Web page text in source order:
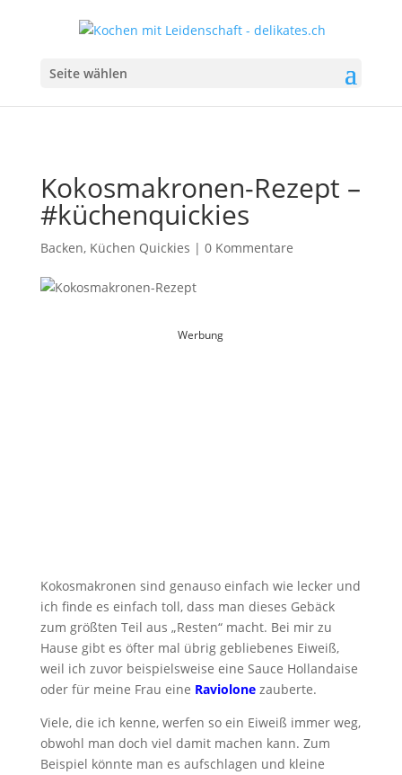
Seite wählen
Kokosmakronen-Rezept –
#küchenquickies
Backen, Küchen Quickies | 0 Kommentare
Werbung
Kokosmakronen sind genauso einfach wie lecker und
ich finde es einfach toll, dass man dieses Gebäck
zum größten Teil aus „Resten“ macht. Bei mir zu
Hause gibt es öfter mal übrig gebliebenes Eiweiß,
weil ich zuvor beispielsweise eine Sauce Hollandaise
oder für meine Frau eine Raviolonezauberte.
Viele, die ich kenne, werfen so ein Eiweiß immer weg,
obwohl man doch viel damit machen kann. Zum
Beispiel könnte man es aufschlagen und kleine